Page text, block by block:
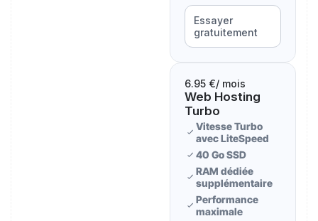
Essayer
gratuitement
6.95 €/ mois
Web Hosting
Turbo
Vitesse Turbo
avec LiteSpeed
40 Go SSD
RAM dédiée
supplémentaire
Performance
maximale